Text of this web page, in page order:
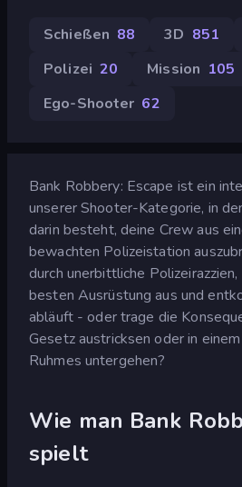
Schießen 88 3D 851
Polizei 20 Mission 105
Ego-Shooter 62
Bank Robbery: Escape ist ein
unserer Shooter-Kategorie, in
darin besteht, deine Crew aus
bewachten Polizeistation
durch unerbittliche
besten Ausrüstung aus und
abläuft - oder trage die
Gesetz austricksen oder in
Ruhmes untergehen?
Wie man Bank
spielt